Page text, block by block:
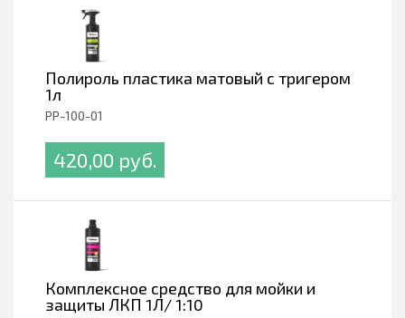
Полироль пластика матовый с тригером
1л
PP-100-01
420,00 pуб.
Комплексное средство для мойки и
защиты ЛКП 1Л/ 1:10